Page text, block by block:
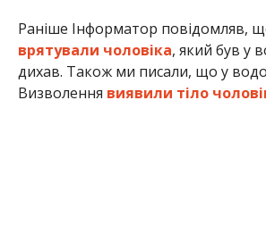
Раніше Інформатор повідомляв,
врятували чоловіка, який був у
дихав. Також ми писали, що у
Визволення виявили тіло